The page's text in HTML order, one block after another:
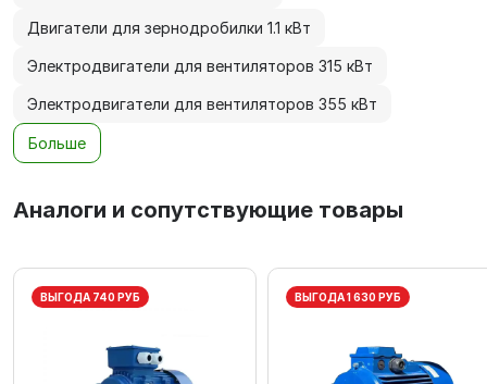
Двигатели для зернодробилки 1.1 кВт
Электродвигатели для вентиляторов 315 кВт
Электродвигатели для вентиляторов 355 кВт
Больше
Аналоги и сопутствующие товары
ВЫГОДА 740 РУБ ВЫГОДА 1 630 РУБ